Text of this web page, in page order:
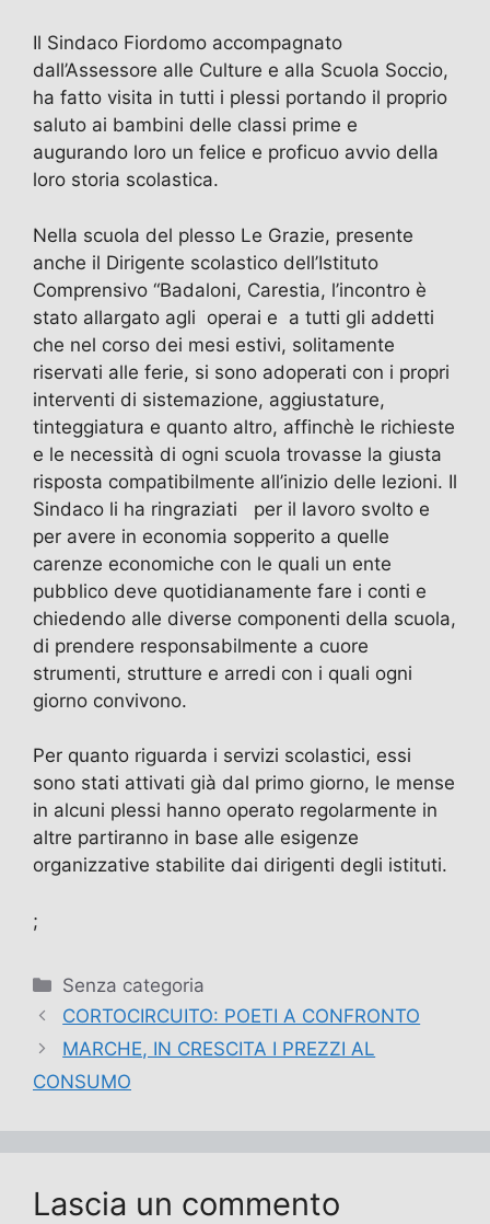
Il Sindaco Fiordomo accompagnato
dall’Assessore alle Culture e alla Scuola Soccio,
ha fatto visita in tutti i plessi portando il proprio
saluto ai bambini delle classi prime e
augurando loro un felice e proficuo avvio della
loro storia scolastica.
Nella scuola del plesso Le Grazie, presente
anche il Dirigente scolastico dell’Istituto
Comprensivo “Badaloni, Carestia, l’incontro è
stato allargato agli operai e a tutti gli addetti
che nel corso dei mesi estivi, solitamente
riservati alle ferie, si sono adoperati con i propri
interventi di sistemazione, aggiustature,
tinteggiatura e quanto altro, affinchè le richieste
e le necessità di ogni scuola trovasse la giusta
risposta compatibilmente all’inizio delle lezioni. Il
Sindaco li ha ringraziati per il lavoro svolto e
per avere in economia sopperito a quelle
carenze economiche con le quali un ente
pubblico deve quotidianamente fare i conti e
chiedendo alle diverse componenti della scuola,
di prendere responsabilmente a cuore
strumenti, strutture e arredi con i quali ogni
giorno convivono.
Per quanto riguarda i servizi scolastici, essi
sono stati attivati già dal primo giorno, le mense
in alcuni plessi hanno operato regolarmente in
altre partiranno in base alle esigenze
organizzative stabilite dai dirigenti degli istituti.
;
Categorie
Senza categoria
CORTOCIRCUITO: POETI A CONFRONTO
MARCHE, IN CRESCITA I PREZZI AL
CONSUMO
Lascia un commento